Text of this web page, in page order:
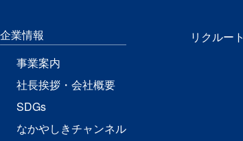
企業情報
事業案内
社長挨拶・会社概要
SDGs
なかやしきチャンネル
リクルート